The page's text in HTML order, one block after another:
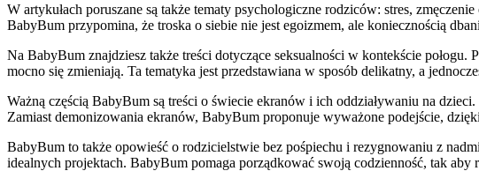
W artykułach poruszane są także tematy psychologiczne rodziców: stres,
BabyBum przypomina, że troska o siebie nie jest egoizmem, ale koniecznością
Na BabyBum znajdziesz także treści dotyczące seksualności w kontekście
mocno się zmieniają. Ta tematyka jest przedstawiana w sposób delikatny, a
Ważną częścią BabyBum są treści o świecie ekranów i ich oddziaływaniu na
Zamiast demonizowania ekranów, BabyBum proponuje wyważone podejście,
BabyBum to także opowieść o rodzicielstwie bez pośpiechu i rezygnowaniu z
idealnych projektach. BabyBum pomaga porządkować swoją codzienność, tak aby